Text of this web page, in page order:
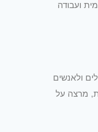
ועבודה
ולאנשים
מרצה על